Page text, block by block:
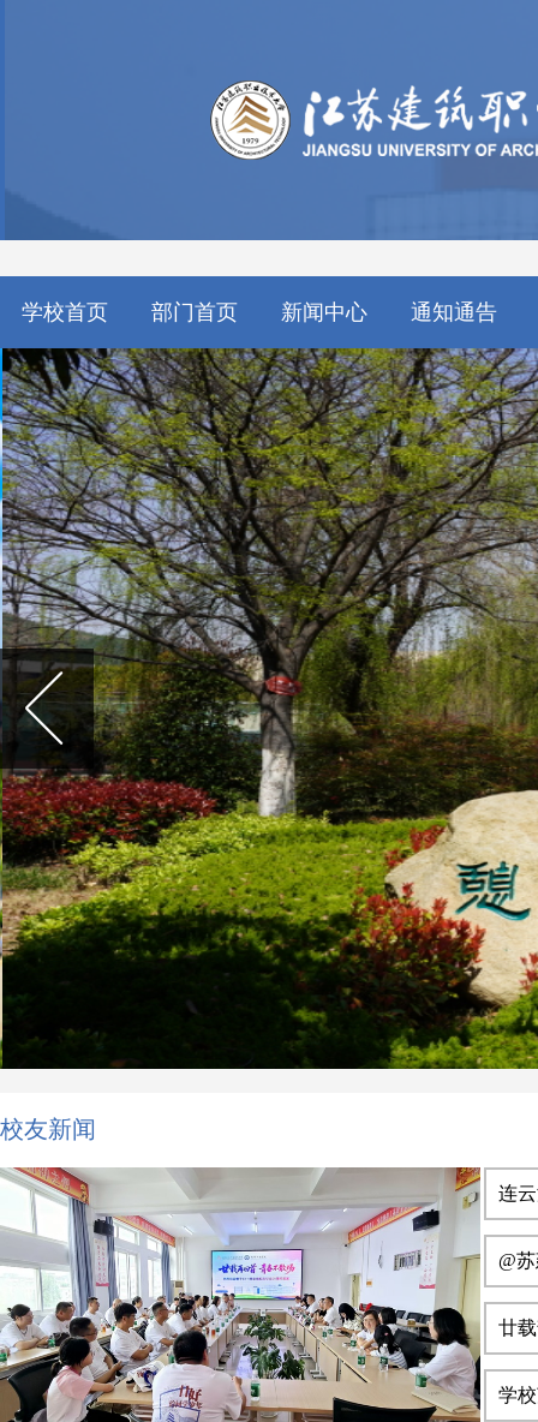
学校首页 部门首页 新闻中心 通知通告
校友新闻
连
@
廿
学